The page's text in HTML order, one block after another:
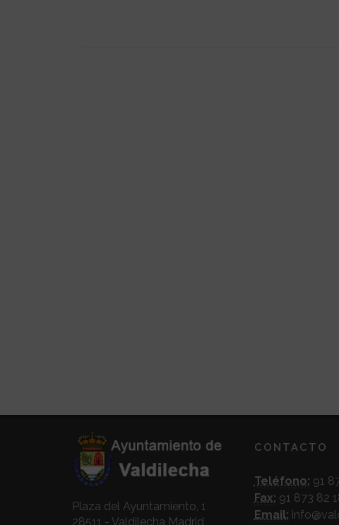
Plaza del Ayuntamiento, 1
28511 - Valdilecha Madrid
CONTACTO
Teléfono: 91
Fax: 91 873 82
Email: